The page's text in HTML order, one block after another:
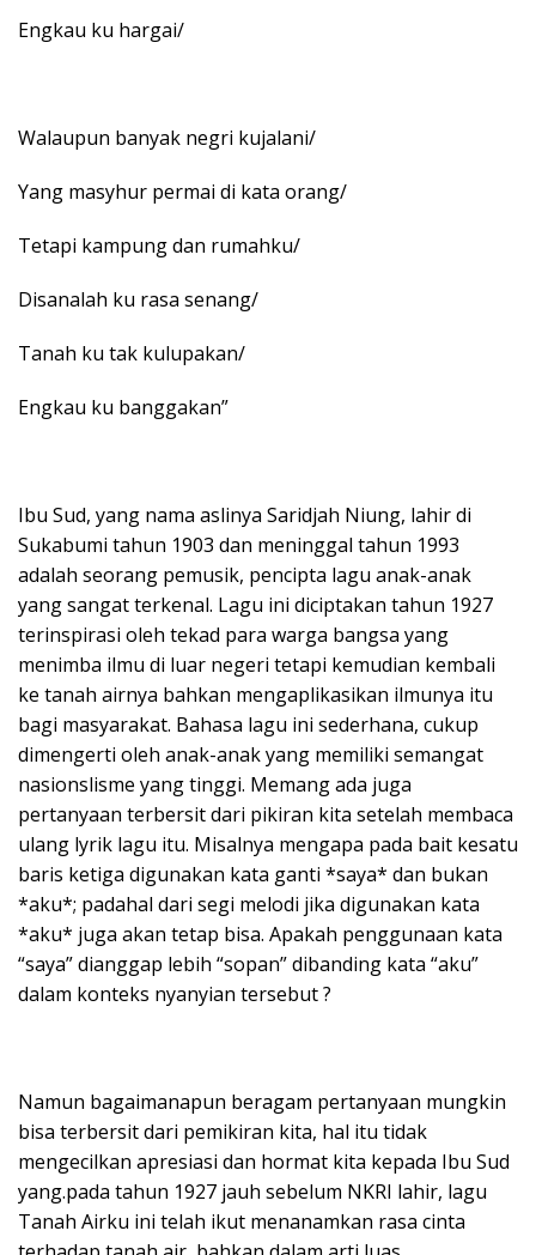
Engkau ku hargai/
Walaupun banyak negri kujalani/
Yang masyhur permai di kata orang/
Tetapi kampung dan rumahku/
Disanalah ku rasa senang/
Tanah ku tak kulupakan/
Engkau ku banggakan”
Ibu Sud, yang nama aslinya Saridjah Niung, lahir di
Sukabumi tahun 1903 dan meninggal tahun 1993
adalah seorang pemusik, pencipta lagu anak-anak
yang sangat terkenal. Lagu ini diciptakan tahun 1927
terinspirasi oleh tekad para warga bangsa yang
menimba ilmu di luar negeri tetapi kemudian kembali
ke tanah airnya bahkan mengaplikasikan ilmunya itu
bagi masyarakat. Bahasa lagu ini sederhana, cukup
dimengerti oleh anak-anak yang memiliki semangat
nasionslisme yang tinggi. Memang ada juga
pertanyaan terbersit dari pikiran kita setelah membaca
ulang lyrik lagu itu. Misalnya mengapa pada bait kesatu
baris ketiga digunakan kata ganti *saya* dan bukan
*aku*; padahal dari segi melodi jika digunakan kata
*aku* juga akan tetap bisa. Apakah penggunaan kata
“saya” dianggap lebih “sopan” dibanding kata “aku”
dalam konteks nyanyian tersebut ?
Namun bagaimanapun beragam pertanyaan mungkin
bisa terbersit dari pemikiran kita, hal itu tidak
mengecilkan apresiasi dan hormat kita kepada Ibu Sud
yang.pada tahun 1927 jauh sebelum NKRI lahir, lagu
Tanah Airku ini telah ikut menanamkan rasa cinta